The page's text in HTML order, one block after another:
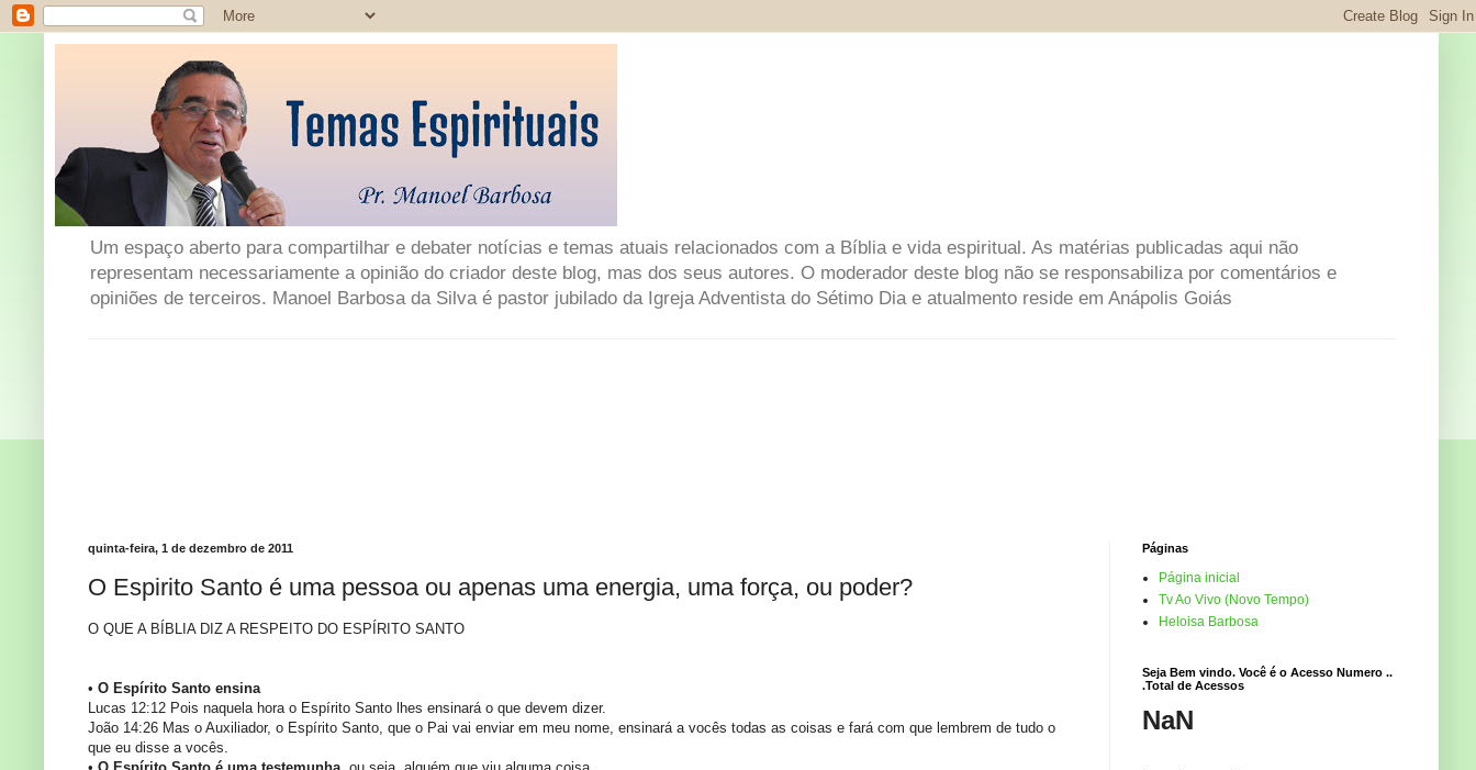
Um espaço aberto para compartilhar e debater notícias e temas atuais relacionados com a Bíblia e vida espiritual. As matérias publicadas aqui não
representam necessariamente a opinião do criador deste blog, mas dos seus autores. O moderador deste blog não se responsabiliza por comentários e
opiniões de terceiros. Manoel Barbosa da Silva é pastor jubilado da Igreja Adventista do Sétimo Dia e atualmento reside em Anápolis Goiás
quinta-feira, 1 de dezembro de 2011
O Espirito Santo é uma pessoa ou apenas uma energia, uma força, ou poder?
O QUE A BÍBLIA DIZ A RESPEITO DO ESPÍRITO SANTO
• O Espírito Santo ensina
Lucas 12:12 Pois naquela hora o Espírito Santo lhes ensinará o que devem dizer.
João 14:26 Mas o Auxiliador, o Espírito Santo, que o Pai vai enviar em meu nome, ensinará a vocês todas as coisas e fará com que lembrem de tudo o
que eu disse a vocês.
Páginas
Página inicial
Tv Ao Vivo (Novo Tempo)
Heloisa Barbosa
Seja Bem vindo. Você é o Acesso Numero ..
.Total de Acessos
NaN